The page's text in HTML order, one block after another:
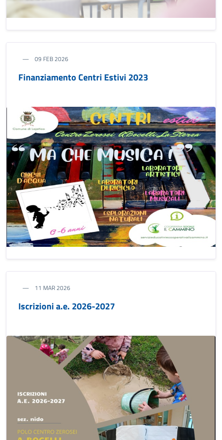
09 FEB 2026
Finanziamento Centri Estivi 2023
11 MAR 2026
Iscrizioni a.e. 2026-2027